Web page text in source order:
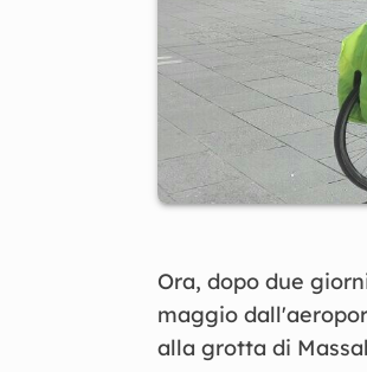
Ora, dopo due
maggio
alla grotta di